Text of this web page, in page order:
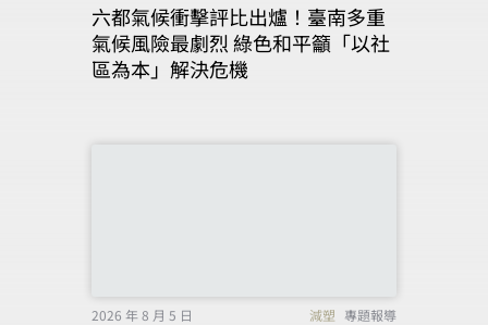
六都氣候衝擊評比出爐！臺南多重
氣候風險最劇烈 綠色和平籲「以社
區為本」解決危機
2026 年 8 月 5 日 減塑 專題報導